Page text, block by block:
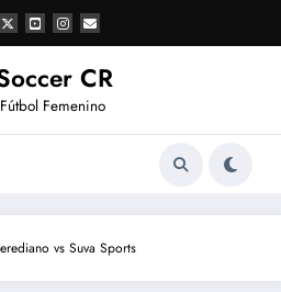
CR
Femenino
vs Suva Sports